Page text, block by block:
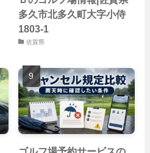
多久市北多久町大字小侍
1803-1
佐賀県